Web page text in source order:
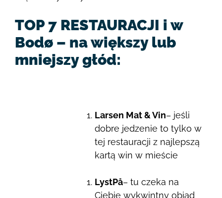
TOP 7 RESTAURACJI i w
Bodø – na większy lub
mniejszy głód:
Larsen Mat & Vin– jeśli
dobre jedzenie to tylko w
tej restauracji z najlepszą
kartą win w mieście
LystPå– tu czeka na
Ciebie wykwintny obiad